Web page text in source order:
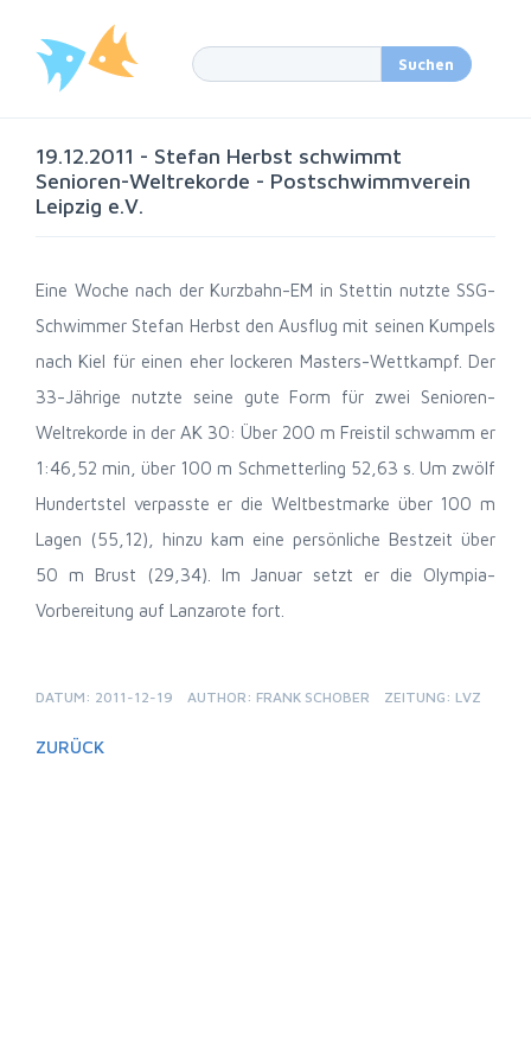
19.12.2011 - Stefan Herbst schwimmt
Senioren-Weltrekorde - Postschwimmverein
Leipzig e.V.
Eine Woche nach der Kurzbahn-EM in Stettin nutzte SSG-
Schwimmer Stefan Herbst den Ausflug mit seinen Kumpels
nach Kiel für einen eher lockeren Masters-Wettkampf. Der
33-Jährige nutzte seine gute Form für zwei Senioren-
Weltrekorde in der AK 30: Über 200 m Freistil schwamm er
1:46,52 min, über 100 m Schmetterling 52,63 s. Um zwölf
Hundertstel verpasste er die Weltbestmarke über 100 m
Lagen (55,12), hinzu kam eine persönliche Bestzeit über
50 m Brust (29,34). Im Januar setzt er die Olympia-
Vorbereitung auf Lanzarote fort.
DATUM: 2011-12-19 AUTHOR: FRANK SCHOBER ZEITUNG: LVZ
ZURÜCK